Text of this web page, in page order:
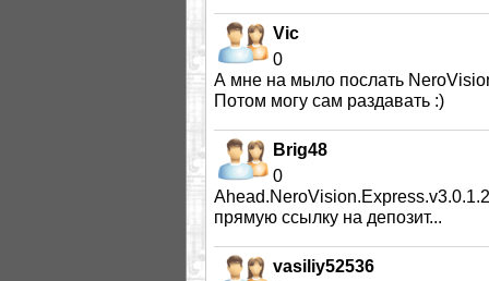
Vic
0
А мне на мыло послать
Потом могу сам раздавать :)
Brig48
0
прямую ссылку на депозит...
vasiliy52536